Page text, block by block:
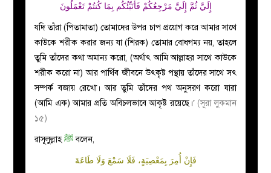
إِلَيَّ ثُمَّ إِلَيَّ مَرْجِعُكُمْ فَأُنَبِّئُكُم بِمَا كُنتُمْ تَعْمَلُونَ
যদি তাঁরা (পিতামাতা) তোমাদের উপর চাপ প্রয়োগ করে আমার সাথে
কাউকে শরীক করার জন্য যা (শিরক) তোমার বোধগম্য নয়, তাহলে
তুমি তাঁদের কথা অমান্য করো, (অর্থাৎ আমি আল্লাহর সাথে কাউকে
শরীক করো না) আর পার্থিব জীবনে উৎকৃষ্ট পন্থায় তাঁদের সাথে সৎ
সম্পর্ক বজায় রেখো। আর তুমি তাঁদের পথ অনুসরণ করো যারা
(আমি এক) আমার প্রতি অবিচলভাবে আকৃষ্ট রয়েছে।’(সূরা লুকমান
১৫)
রাসূলুল্লাহﷺবলেন,
فَإِنْ أُمِرَ بِمَعْصِيَةٍ، فَلَا سَمْعَ وَلَا طَاعَةَ